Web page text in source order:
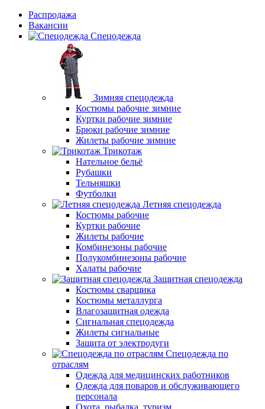
Распродажа
Вакансии
Спецодежда
Зимняя спецодежда
Костюмы рабочие зимние
Куртки рабочие зимние
Брюки рабочие зимние
Жилеты рабочие зимние
Трикотаж
Нательное бельё
Рубашки
Тельняшки
Футболки
Летняя спецодежда
Костюмы рабочие
Куртки рабочие
Жилеты рабочие
Комбинезоны рабочие
Полукомбинезоны рабочие
Халаты рабочие
Защитная спецодежда
Костюмы сварщика
Костюмы металлурга
Влагозащитная одежда
Сигнальная спецодежда
Жилеты сигнальные
Защита от электродуги
Спецодежда по
отраслям
Одежда для медицинских работников
Одежда для поваров и обслуживающего
персонала
Охота, рыбалка, туризм